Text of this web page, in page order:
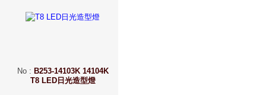
No: B253-14103K 14104K
T8 LED日光造型燈